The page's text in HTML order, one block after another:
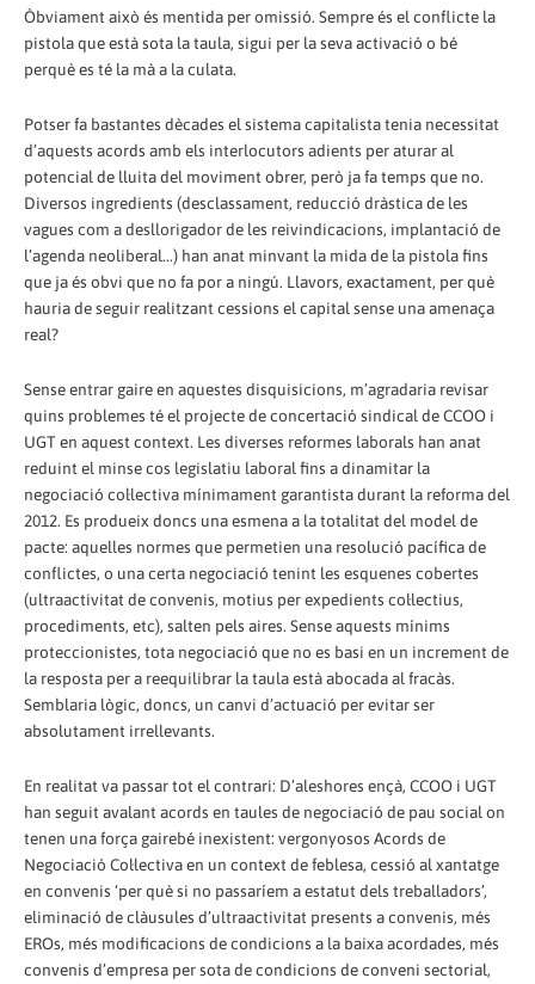
Òbviament això és mentida per omissió. Sempre és el conflicte la
pistola que està sota la taula, sigui per la seva activació o bé
perquè es té la mà a la culata.
Potser fa bastantes dècades el sistema capitalista tenia necessitat
d’aquests acords amb els interlocutors adients per aturar al
potencial de lluita del moviment obrer, però ja fa temps que no.
Diversos ingredients (desclassament, reducció dràstica de les
vagues com a desllorigador de les reivindicacions, implantació de
l’agenda neoliberal...) han anat minvant la mida de la pistola fins
que ja és obvi que no fa por a ningú. Llavors, exactament, per què
hauria de seguir realitzant cessions el capital sense una amenaça
real?
Sense entrar gaire en aquestes disquisicions, m’agradaria revisar
quins problemes té el projecte de concertació sindical de CCOO i
UGT en aquest context. Les diverses reformes laborals han anat
reduint el minse cos legislatiu laboral fins a dinamitar la
negociació col·lectiva mínimament garantista durant la reforma del
2012. Es produeix doncs una esmena a la totalitat del model de
pacte: aquelles normes que permetien una resolució pacífica de
conflictes, o una certa negociació tenint les esquenes cobertes
(ultraactivitat de convenis, motius per expedients col·lectius,
procediments, etc), salten pels aires. Sense aquests mínims
proteccionistes, tota negociació que no es basi en un increment de
la resposta per a reequilibrar la taula està abocada al fracàs.
Semblaria lògic, doncs, un canvi d’actuació per evitar ser
absolutament irrellevants.
En realitat va passar tot el contrari: D’aleshores ençà, CCOO i UGT
han seguit avalant acords en taules de negociació de pau social on
tenen una força gairebé inexistent: vergonyosos Acords de
Negociació Col·lectiva en un context de feblesa, cessió al xantatge
en convenis ‘per què si no passaríem a estatut dels treballadors’,
eliminació de clàusules d’ultraactivitat presents a convenis, més
EROs, més modificacions de condicions a la baixa acordades, més
convenis d’empresa per sota de condicions de conveni sectorial,